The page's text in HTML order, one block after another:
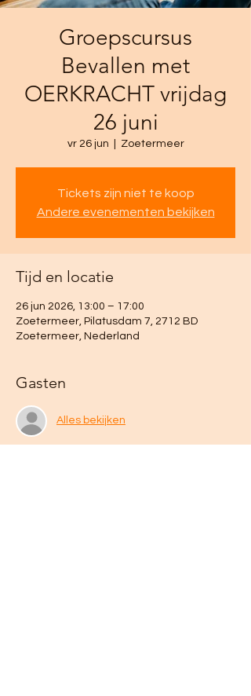
Groepscursus
Bevallen met
OERKRACHT vrijdag
26 juni
vr 26 jun Zoetermeer
Tickets zijn niet te koop
Andere evenementen bekijken
Tijd en locatie
26 jun 2026, 13:00 – 17:00
Zoetermeer, Pilatusdam 7, 2712 BD
Zoetermeer, Nederland
Gasten
Alles bekijken